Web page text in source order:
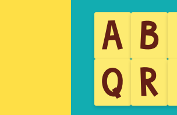
A B
Q R